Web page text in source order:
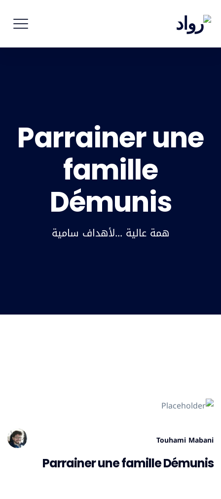
Parrainer une
famille
Démunis
همة عالية ...لأهداف سامية
Touhami Mabani
Parrainer une famille Démunis